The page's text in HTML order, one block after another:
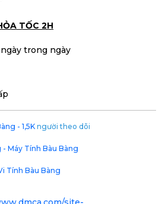
TỐC 2H
trong ngày
- 1,5K người theo dõi
Máy Tính Bàu Bàng
Tính Bàu Bàng